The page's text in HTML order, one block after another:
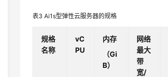
表3Ai1s型弹性云服务器的规格
规格
名称
vC
PU
内存
（Gi
B）
网络
最大
带
宽/